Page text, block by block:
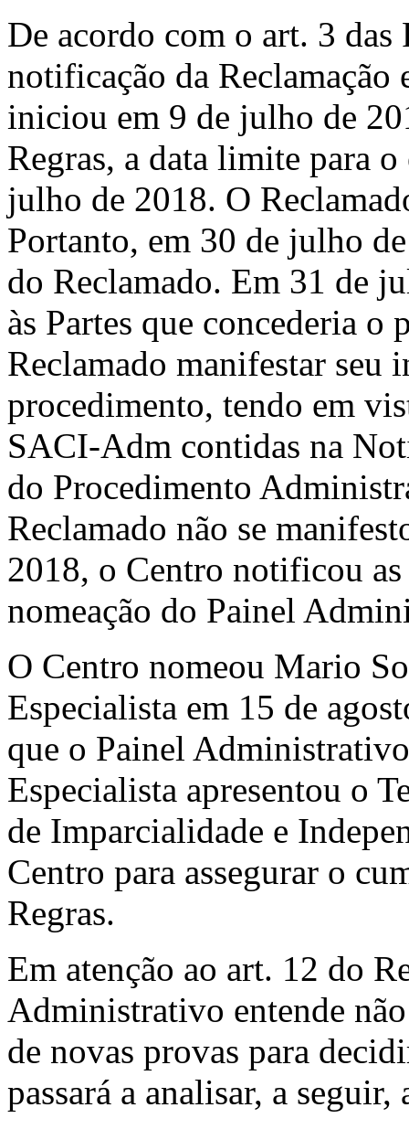
De acordo com o art. 3
notificação da
iniciou em 9 de julho de
Regras, a data limite para
julho de 2018. O
Portanto, em 30 de julho
do Reclamado. Em 31 de
às Partes que concederia
Reclamado manifestar seu
procedimento, tendo em
SACI-Adm contidas na
do Procedimento
Reclamado não se
2018, o Centro notificou
nomeação do Painel
O Centro nomeou Mario
Especialista em 15 de
que o Painel
Especialista apresentou o
de Imparcialidade e
Centro para assegurar o
Regras.
Em atenção ao art. 12 do
Administrativo entende
de novas provas para
passará a analisar, a